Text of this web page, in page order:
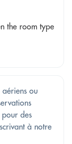
the room type
aériens ou
pour des
à notre